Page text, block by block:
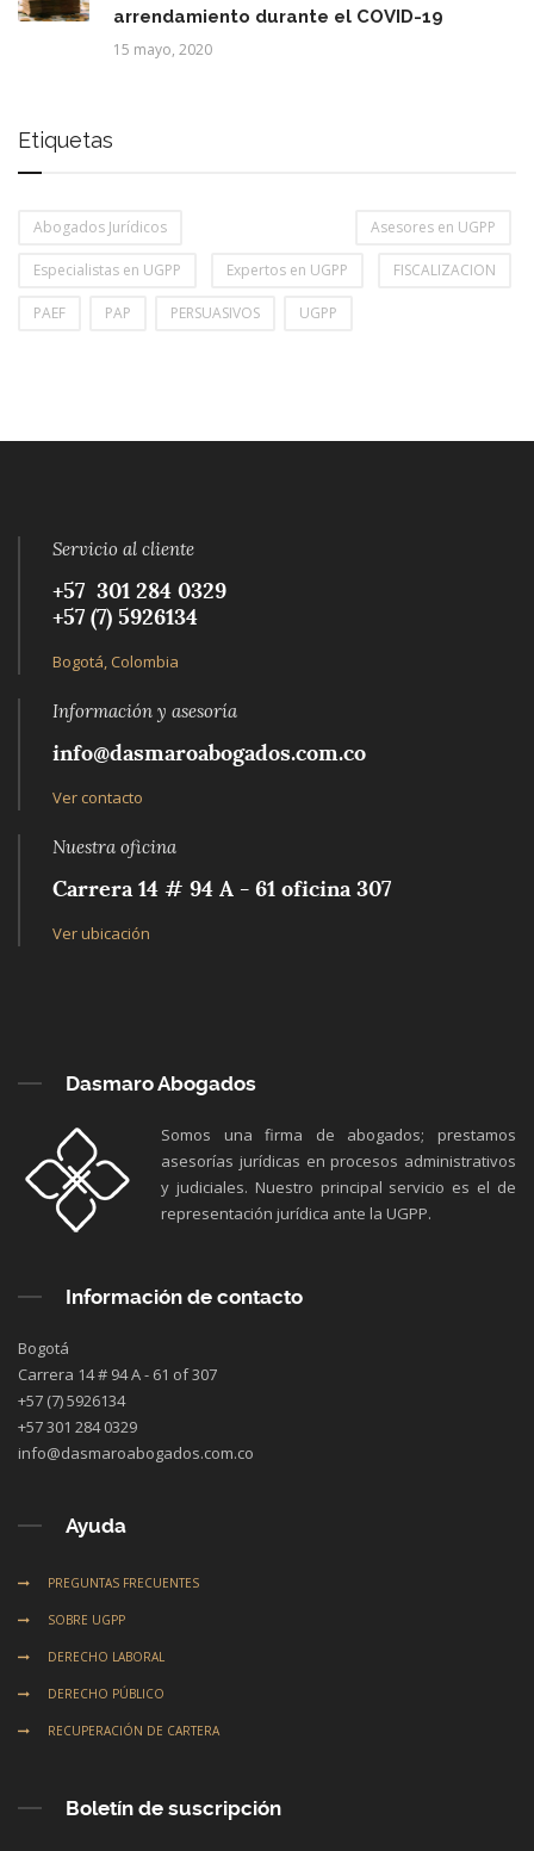
arrendamiento durante el COVID-19
15 mayo, 2020
Etiquetas
Abogados Jurídicos Asesores en UGPP
Especialistas en UGPP Expertos en UGPP FISCALIZACION
PAEF PAP PERSUASIVOS UGPP
Servicio al cliente
+57 301 284 0329‬
+57 (7) 5926134‬
Bogotá, Colombia
Información y asesoría
info@dasmaroabogados.com.co
Ver contacto
Nuestra oficina
Carrera 14 # 94 A - 61 oficina 307
Ver ubicación
Dasmaro Abogados
Somos una firma de abogados; prestamos
asesorías jurídicas en procesos administrativos
y judiciales. Nuestro principal servicio es el de
representación jurídica ante la UGPP.
Información de contacto
Bogotá
Carrera 14 # 94 A - 61 of 307
+57 (7) 5926134
+57 301 284 0329
info@dasmaroabogados.com.co
Ayuda
PREGUNTAS FRECUENTES
SOBRE UGPP
DERECHO LABORAL
DERECHO PÚBLICO
RECUPERACIÓN DE CARTERA
Boletín de suscripción